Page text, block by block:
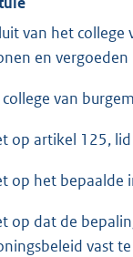
van het
en
van
op artikel 125,
op het bepaalde
op dat de
vast